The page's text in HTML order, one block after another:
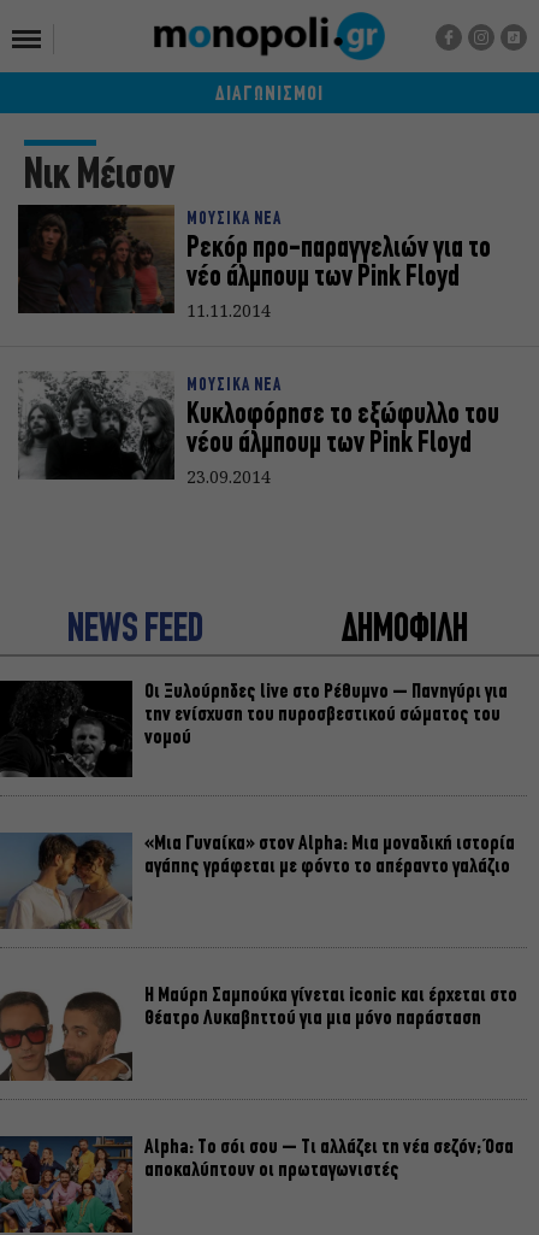
ΔΙΑΓΩΝΙΣΜΟΙ
Νικ Μέισον
ΜΟΥΣΙΚΑ ΝΕΑ
Ρεκόρ προ-παραγγελιών για το
νέο άλμπουμ των Pink Floyd
11.11.2014
ΜΟΥΣΙΚΑ ΝΕΑ
Κυκλοφόρησε το εξώφυλλο του
νέου άλμπουμ των Pink Floyd
23.09.2014
NEWS FEED ΔΗΜΟΦΙΛΗ
Οι Ξυλούρηδες live στο Ρέθυμνο – Πανηγύρι για
την ενίσχυση του πυροσβεστικού σώματος του
νομού
«Μια Γυναίκα» στον Alpha: Μια μοναδική ιστορία
αγάπης γράφεται με φόντο το απέραντο γαλάζιο
Η Μαύρη Σαμπούκα γίνεται iconic και έρχεται στο
Θέατρο Λυκαβηττού για μια μόνο παράσταση
Alpha: Το σόι σου – Τι αλλάζει τη νέα σεζόν; Όσα
αποκαλύπτουν οι πρωταγωνιστές